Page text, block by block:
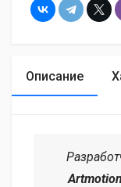
Описание